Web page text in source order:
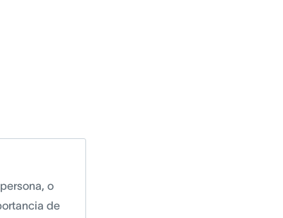
o
de